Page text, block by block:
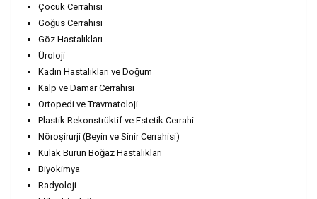
Çocuk Cerrahisi
Göğüs Cerrahisi
Göz Hastalıkları
Üroloji
Kadın Hastalıkları ve Doğum
Kalp ve Damar Cerrahisi
Ortopedi ve Travmatoloji
Plastik Rekonstrüktif ve Estetik Cerrahi
Nöroşirurji (Beyin ve Sinir Cerrahisi)
Kulak Burun Boğaz Hastalıkları
Biyokimya
Radyoloji